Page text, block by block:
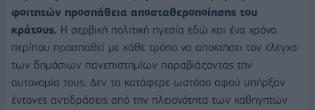
φοιτητών προσπάθεια αποσταθεροποίησης του
κράτους. Η σερβική πολιτική ηγεσία εδώ και ένα χρόνο
περίπου προσπαθεί με κάθε τρόπο να αποκτήσει τον έλεγχο
των δημόσιων πανεπιστημίων παραβιάζοντας την
αυτονομία τους. Δεν τα κατάφερε ωστόσο αφού υπήρξαν
έντονες αντιδράσεις από την πλειονότητα των καθηγητών